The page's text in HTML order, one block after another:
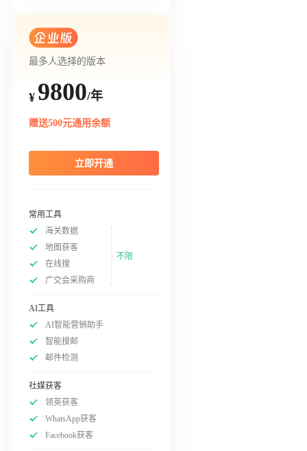
最多人选择的版本
¥ 9800/年
赠送500元通用余额
立即开通
常用工具
海关数据
地图获客
在线搜
广交会采购商
不限
AI工具
AI智能营销助手
智能搜邮
邮件检测
社媒获客
领英获客
WhatsApp获客
Facebook获客